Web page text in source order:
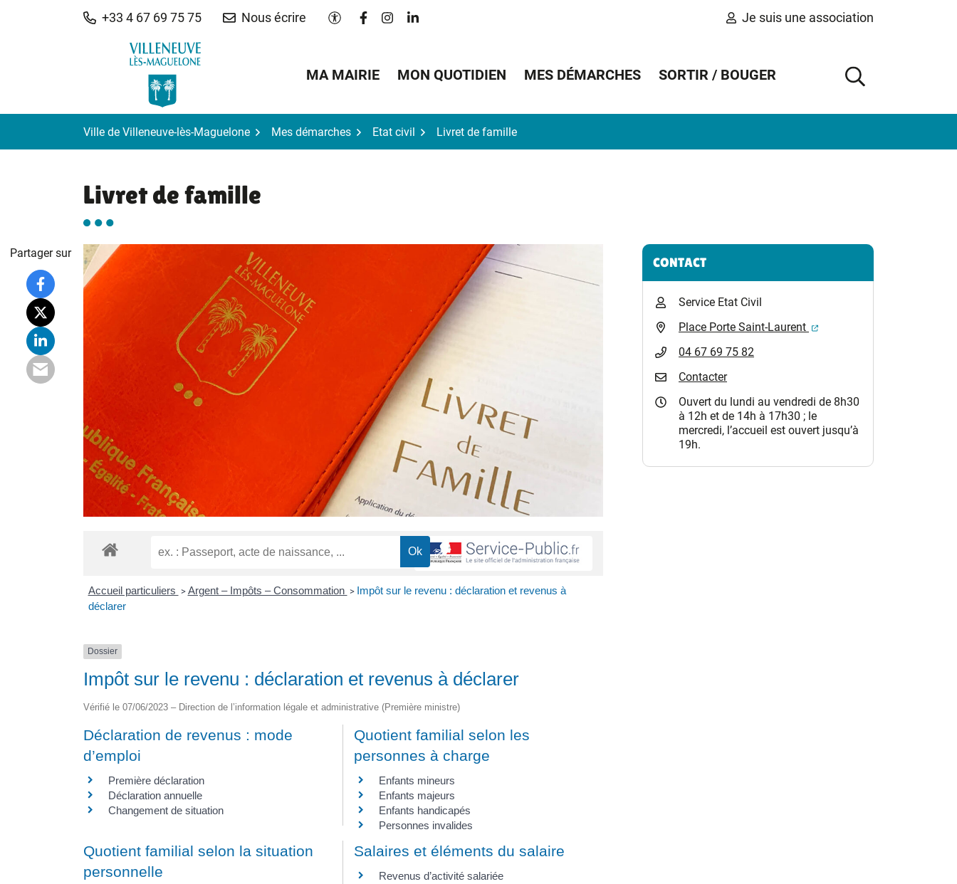
+33 4 67 69 75 75 Nous écrire Paramètres d'accessibilité
Lien vers le compte Facebook
Lien vers le compte Instagram
Lien vers le compte Linkedin Je suis une association
MA MAIRIE MON QUOTIDIEN MES DÉMARCHES SORTIR / BOUGER
AFFICHER
Ville de Villeneuve-lès-Maguelone Mes démarches Etat civil Livret de famille
Livret de famille
Accueil particuliers > Argent – Impôts – Consommation > Impôt sur le revenu : déclaration et revenus à
déclarer
Dossier
Impôt sur le revenu : déclaration et revenus à déclarer
Vérifié le 07/06/2023 – Direction de l’information légale et administrative (Première ministre)
Déclaration de revenus : mode
d’emploi
Première déclaration
Déclaration annuelle
Changement de situation
Quotient familial selon les
personnes à charge
Enfants mineurs
Enfants majeurs
Enfants handicapés
Personnes invalides
Quotient familial selon la situation
personnelle
Salaires et éléments du salaire
Revenus d’activité salariée
Partager sur Informations complémentaires
CONTACT
Service Etat Civil
Place Porte Saint-Laurent
(ouverture dans un nouvel
04 67 69 75 82
Contacter
Ouvert du lundi au vendredi de 8h30
à 12h et de 14h à 17h30 ; le
mercredi, l’accueil est ouvert jusqu’à
19h.